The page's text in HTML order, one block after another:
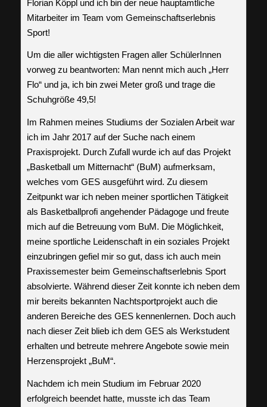
Florian Köppl und ich bin der neue hauptamtliche
Mitarbeiter im Team vom Gemeinschaftserlebnis
Sport!
Um die aller wichtigsten Fragen aller SchülerInnen
vorweg zu beantworten: Man nennt mich auch „Herr
Flo“ und ja, ich bin zwei Meter groß und trage die
Schuhgröße 49,5!
Im Rahmen meines Studiums der Sozialen Arbeit war
ich im Jahr 2017 auf der Suche nach einem
Praxisprojekt. Durch Zufall wurde ich auf das Projekt
„Basketball um Mitternacht“ (BuM) aufmerksam,
welches vom GES ausgeführt wird. Zu diesem
Zeitpunkt war ich neben meiner sportlichen Tätigkeit
als Basketballprofi angehender Pädagoge und freute
mich auf die Betreuung vom BuM. Die Möglichkeit,
meine sportliche Leidenschaft in ein soziales Projekt
einzubringen gefiel mir so gut, dass ich auch mein
Praxissemester beim Gemeinschaftserlebnis Sport
absolvierte. Während dieser Zeit konnte ich neben dem
mir bereits bekannten Nachtsportprojekt auch die
anderen Bereiche des GES kennenlernen. Doch auch
nach dieser Zeit blieb ich dem GES als Werkstudent
erhalten und betreute mehrere Angebote sowie mein
Herzensprojekt „BuM“.
Nachdem ich mein Studium im Februar 2020
erfolgreich beendet hatte, musste ich das Team